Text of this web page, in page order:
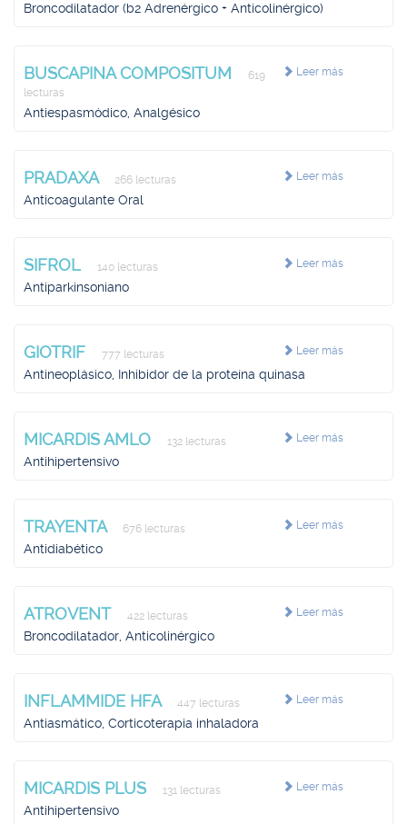
Broncodilatador (b2 Adrenérgico + Anticolinérgico)
Leer más
BUSCAPINA COMPOSITUM
619
lecturas
Antiespasmódico, Analgésico
Leer más
PRADAXA 266 lecturas
Anticoagulante Oral
Leer más
SIFROL 140 lecturas
Antiparkinsoniano
Leer más
GIOTRIF 777 lecturas
Antineoplásico, Inhibidor de la proteína quinasa
Leer más
MICARDIS AMLO 132 lecturas
Antihipertensivo
Leer más
TRAYENTA 676 lecturas
Antidiabético
Leer más
ATROVENT 422 lecturas
Broncodilatador, Anticolinérgico
Leer más
INFLAMMIDE HFA 447 lecturas
Antiasmático, Corticoterapia inhaladora
Leer más
MICARDIS PLUS 131 lecturas
Antihipertensivo